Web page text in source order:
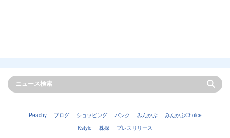
Peachy ブログ ショッピング バンク みんかぶ
みんかぶChoice
Kstyle
株探 プレスリリース